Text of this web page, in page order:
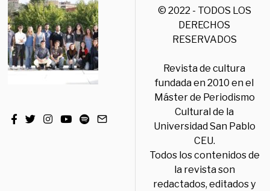
© 2022 - TODOS LOS
DERECHOS
RESERVADOS
Revista de cultura
fundada en 2010 en el
Máster de Periodismo
Cultural de la
Universidad San Pablo
CEU.
Todos los contenidos de
la revista son
redactados, editados y